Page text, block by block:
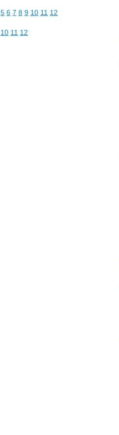
5 6 7 8 9 10 11 12
10 11 12